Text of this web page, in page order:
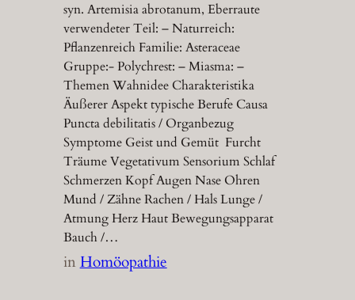
syn. Artemisia abrotanum, Eberraute
verwendeter Teil: – Naturreich:
Pflanzenreich Familie: Asteraceae
Gruppe:- Polychrest: – Miasma: –
Themen Wahnidee Charakteristika
Äußerer Aspekt typische Berufe Causa
Puncta debilitatis / Organbezug
Symptome Geist und Gemüt Furcht
Träume Vegetativum Sensorium Schlaf
Schmerzen Kopf Augen Nase Ohren
Mund / Zähne Rachen / Hals Lunge /
Atmung Herz Haut Bewegungsapparat
Bauch /…
inHomöopathie